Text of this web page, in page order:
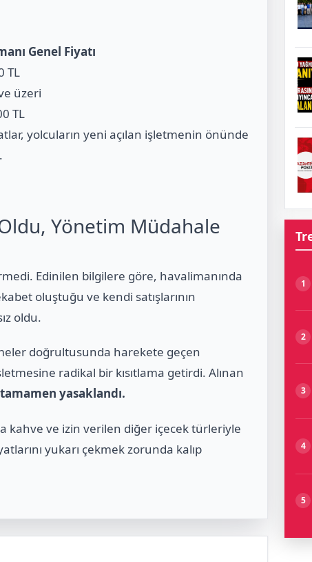
Genel Fiyatı
TL
üzeri
TL
yolcuların yeni açılan işletmenin önünde
Yönetim Müdahale
Edinilen bilgilere göre, havalimanında
oluştuğu ve kendi satışlarının
oldu.
doğrultusunda harekete geçen
radikal bir kısıtlama getirdi. Alınan
yasaklandı.
kahve ve izin verilen diğer içecek türleriyle
yukarı çekmek zorunda kalıp
1
2
3
4
5